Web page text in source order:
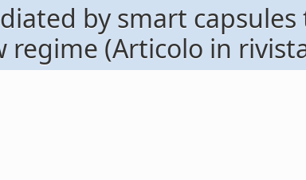
by smart
(Articolo in